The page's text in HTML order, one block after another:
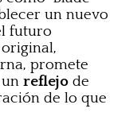
un nuevo
futuro
promete
reflejo de
de lo que